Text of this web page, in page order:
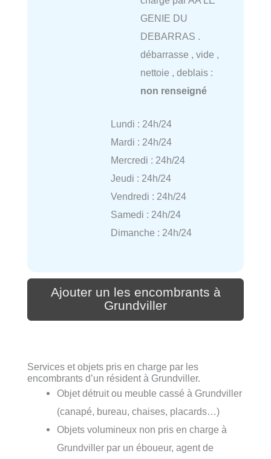
GENIE DU
DEBARRAS .
débarrasse , vide ,
nettoie , deblais :
non renseigné
Lundi : 24h/24
Mardi : 24h/24
Mercredi : 24h/24
Jeudi : 24h/24
Vendredi : 24h/24
Samedi : 24h/24
Dimanche : 24h/24
Ajouter un les encombrants à
Grundviller
Services et objets pris en charge par les
encombrants d’un résident à Grundviller.
Objet détruit ou meuble cassé à Grundviller
(canapé, bureau, chaises, placards…)
Objets volumineux non pris en charge à
Grundviller par un éboueur, agent de